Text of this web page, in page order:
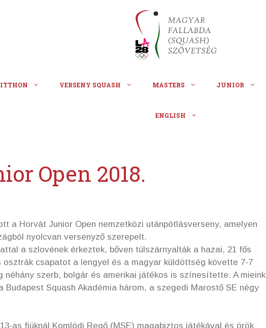
VERSENY SQUASH MASTERS JUNIOR
ENGLISH
Open 2018.
a Horvát Junior Open nemzetközi utánpótlásverseny, amelyen
nyolcvan versenyző szerepelt.
a szlovének érkeztek, bőven túlszárnyalták a hazai, 21 fős
csapatot a lengyel és a magyar küldöttség követte 7-7
néhány szerb, bolgár és amerikai játékos is színesítette. A mieink
Budapest Squash Akadémia három, a szegedi Marostő SE négy
as fiúknál Komlódi Regő (MSE) magabiztos játékával és örök